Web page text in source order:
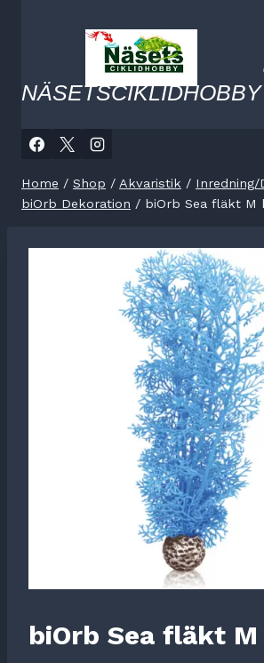
NÄSETSCIKLIDHOBBY
Home / Shop / Akvaristik / Inredning/
biOrb Dekoration / biOrb Sea fläkt M
biOrb Sea fläkt